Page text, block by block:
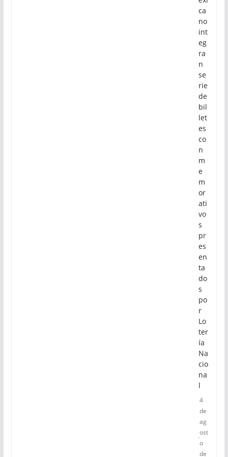
ca
no
int
eg
ra
n
se
rie
de
bil
let
es
co
n
m
e
m
or
ati
vo
s
pr
es
en
ta
do
s
po
r
Lo
ter
ía
Na
cio
na
l
4
de
ag
ost
o
de